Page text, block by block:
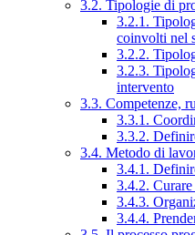
3.2. Tipologie di
3.2.1.
coinvolti nel
3.2.2.
3.2.3.
intervento
3.3. Competenze,
3.3.1.
3.3.2.
3.4. Metodo di
3.4.1.
3.4.2.
3.4.3.
3.4.4.